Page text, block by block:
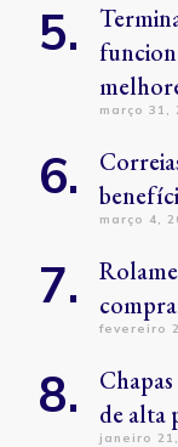
março 31,
março 4,
fevereiro
de alta
janeiro